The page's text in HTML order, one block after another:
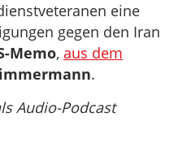
eine
gegen den Iran
Memo, aus dem
.
Audio-Podcast